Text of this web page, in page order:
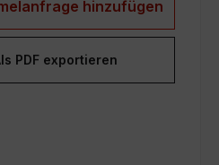
hinzufügen
PDF exportieren